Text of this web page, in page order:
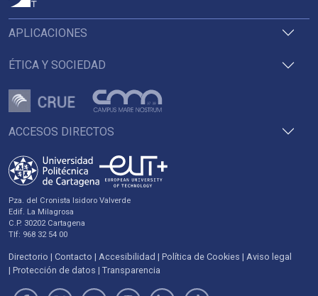
ACCESOS DIRECTOS
Pza. del Cronista Isidoro Valverde
Edif. La Milagrosa
C.P. 30202 Cartagena
Tlf: 968 32 54 00
Directorio Contacto Accesibilidad Política de Cookies
Aviso legal
Protección de datos
Transparencia
APLICACIONES
ÉTICA Y SOCIEDAD